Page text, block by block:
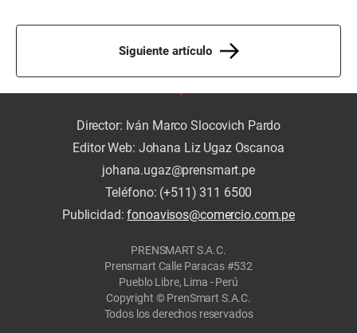
Siguiente artículo
Director: Iván Marco Slocovich Pardo
Editor Web: Johana Liz Ugaz Oscanoa
johana.ugaz@prensmart.pe
Teléfono: (+511) 311 6500
Publicidad:fonoavisos@comercio.com.pe
PRENSMART S.A.C.
Prensmart Calle Paracas #532
Pueblo Libre, Lima - Perú
Copyright © PrenSmart S.A.C.
Todos los derechos reservados